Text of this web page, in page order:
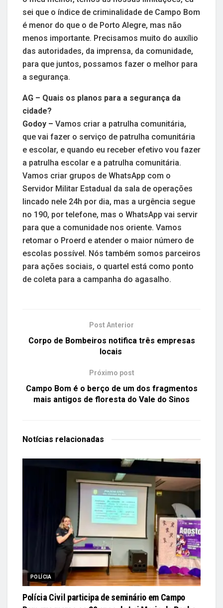
sei que o índice de criminalidade de Campo Bom
é menor do que o de Porto Alegre, mas não
menos importante. Precisamos muito do auxílio
das autoridades, da imprensa, da comunidade,
para que juntos, possamos fazer o melhor para
a segurança.
AG – Quais os planos para a segurança da
cidade?
Godoy – Vamos criar a patrulha comunitária,
que vai fazer o serviço de patrulha comunitária
e escolar, e quando eu receber efetivo vou fazer
a patrulha escolar e a patrulha comunitária.
Vamos criar grupos de WhatsApp com o
Servidor Militar Estadual da sala de operações
lincado nele 24h por dia, mas a urgência segue
no 190, por telefone, mas o WhatsApp vai servir
para que a comunidade nos oriente. Vamos
retomar o Proerd e atender o maior número de
escolas possível. Nós também somos parceiros
para ações sociais, o quartel está como ponto
de coleta para a campanha do agasalho.
Post Anterior
Corpo de Bombeiros notifica três empresas
locais
Próximo post
Campo Bom é o berço de um dos fragmentos
mais antigos de floresta do Vale do Sinos
Notícias relacionadas
POLÍCIA
Polícia Civil participa de seminário em Campo